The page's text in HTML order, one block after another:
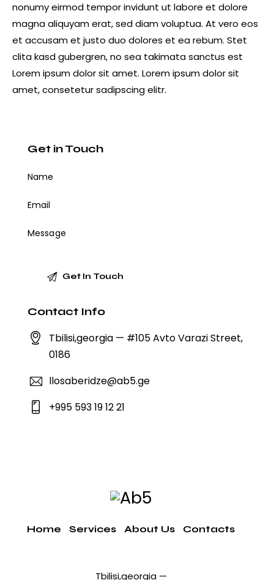
nonumy eirmod tempor invidunt ut labore et dolore
magna aliquyam erat, sed diam voluptua. At vero eos
et accusam et justo duo dolores et ea rebum. Stet
clita kasd gubergren, no sea takimata sanctus est
Lorem ipsum dolor sit amet. Lorem ipsum dolor sit
amet, consetetur sadipscing elitr.
Get in Touch
Contact Info
Tbilisi,georgia — #105 Avto Varazi Street,
0186
llosaberidze@ab5.ge
+995 593 19 12 21
Home Services About Us Contacts
Tbilisi,georgia —